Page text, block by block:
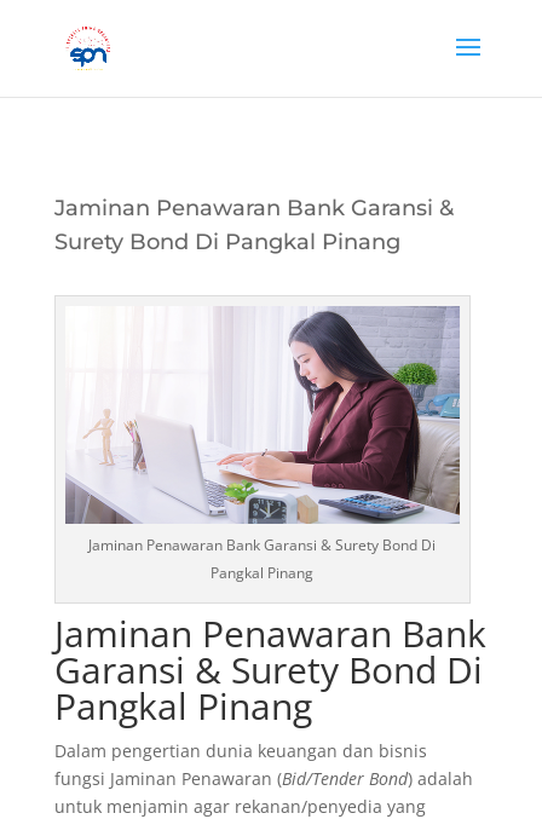
Jaminan Penawaran Bank Garansi &
Surety Bond Di Pangkal Pinang
Jaminan Penawaran Bank Garansi & Surety Bond Di
Pangkal Pinang
Jaminan Penawaran Bank
Garansi & Surety Bond Di
Pangkal Pinang
Dalam pengertian dunia keuangan dan bisnis
fungsi Jaminan Penawaran (Bid/Tender Bond) adalah
untuk menjamin agar rekanan/penyedia yang